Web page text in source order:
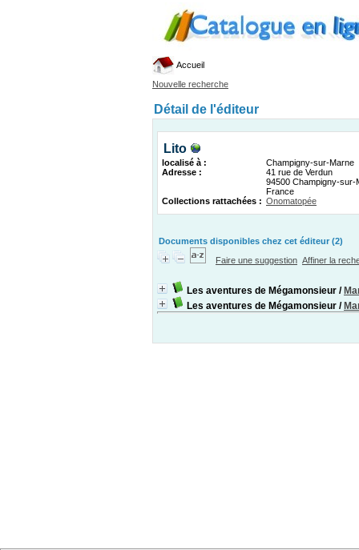
Accueil
Nouvelle recherche
Détail de l'éditeur
Lito
localisé à :
Champigny-sur-Marne
Adresse :
41 rue de Verdun
94500 Champigny-sur-
France
Collections rattachées : Onomatopée
Documents disponibles chez cet éditeur (2)
Faire une suggestion Affiner la
Les aventures de Mégamonsieur /
Les aventures de Mégamonsieur /